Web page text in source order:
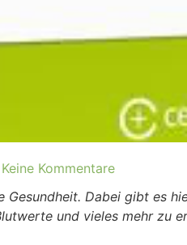
Keine Kommentare
Gesundheit. Dabei gibt es
und vieles mehr zu